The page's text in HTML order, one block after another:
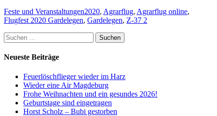
Kategorien
Feste und VeranstaltungenSchlagworte
2020, Agrarflug, Agrarflug online,
Flugfest 2020 Gardelegen, Gardelegen, Z-37 2
Suchen
nach:
Neueste Beiträge
Feuerlöschflieger wieder im Harz
Wieder eine Air Magdeburg
Frohe Weihnachten und ein gesundes 2026!
Geburtstage sind eingetragen
Horst Scholz – Bubi gestorben